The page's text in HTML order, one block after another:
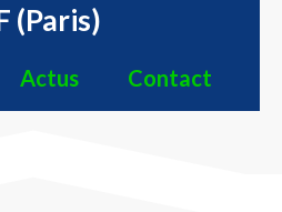
(Paris)
Actus Contact